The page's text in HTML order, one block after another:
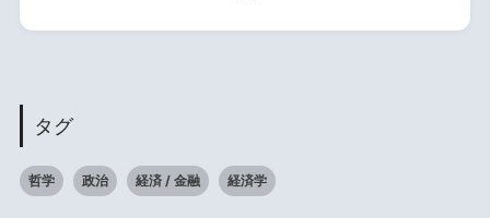
タグ
哲学 政治 経済 / 金融 経済学